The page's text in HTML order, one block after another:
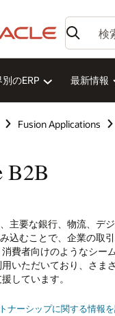
のERP 最新情報
Fusion Applications
B2B
主要な銀行、物流、デ
込むことで、企業の取
費者向けのようなシー
いただいており、さま
しています。
ナーシップに関する情報